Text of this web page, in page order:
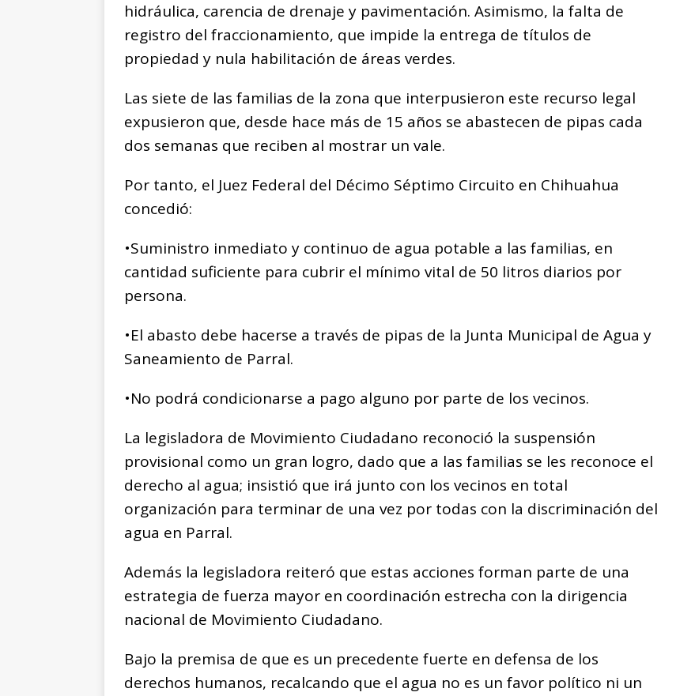
hidráulica, carencia de drenaje y pavimentación. Asimismo, la falta de
registro del fraccionamiento, que impide la entrega de títulos de
propiedad y nula habilitación de áreas verdes.
Las siete de las familias de la zona que interpusieron este recurso legal
expusieron que, desde hace más de 15 años se abastecen de pipas cada
dos semanas que reciben al mostrar un vale.
Por tanto, el Juez Federal del Décimo Séptimo Circuito en Chihuahua
concedió:
•Suministro inmediato y continuo de agua potable a las familias, en
cantidad suficiente para cubrir el mínimo vital de 50 litros diarios por
persona.
•El abasto debe hacerse a través de pipas de la Junta Municipal de Agua y
Saneamiento de Parral.
•No podrá condicionarse a pago alguno por parte de los vecinos.
La legisladora de Movimiento Ciudadano reconoció la suspensión
provisional como un gran logro, dado que a las familias se les reconoce el
derecho al agua; insistió que irá junto con los vecinos en total
organización para terminar de una vez por todas con la discriminación del
agua en Parral.
Además la legisladora reiteró que estas acciones forman parte de una
estrategia de fuerza mayor en coordinación estrecha con la dirigencia
nacional de Movimiento Ciudadano.
Bajo la premisa de que es un precedente fuerte en defensa de los
derechos humanos, recalcando que el agua no es un favor político ni un